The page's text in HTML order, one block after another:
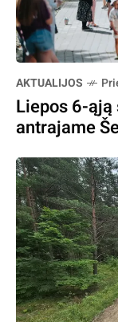
AKTUALIJOS
Liepos 6-
antrajame